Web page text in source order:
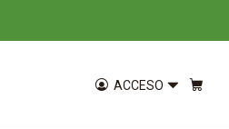
ACCESO